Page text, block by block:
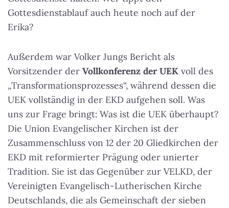
Gottesdienstablauf auch heute noch auf der
Erika?
Außerdem war Volker Jungs Bericht als
Vorsitzender der Vollkonferenz der UEK voll des
„Transformationsprozesses“, während dessen die
UEK vollständig in der EKD aufgehen soll. Was
uns zur Frage bringt: Was ist die UEK überhaupt?
Die Union Evangelischer Kirchen ist der
Zusammenschluss von 12 der 20 Gliedkirchen der
EKD mit reformierter Prägung oder unierter
Tradition. Sie ist das Gegenüber zur VELKD, der
Vereinigten Evangelisch-Lutherischen Kirche
Deutschlands, die als Gemeinschaft der sieben